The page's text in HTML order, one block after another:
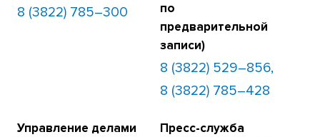
8 (3822) 785–300
по
предварительной
записи)
8 (3822) 529–856,
8 (3822) 785–428
Управление делами Пресс-служба